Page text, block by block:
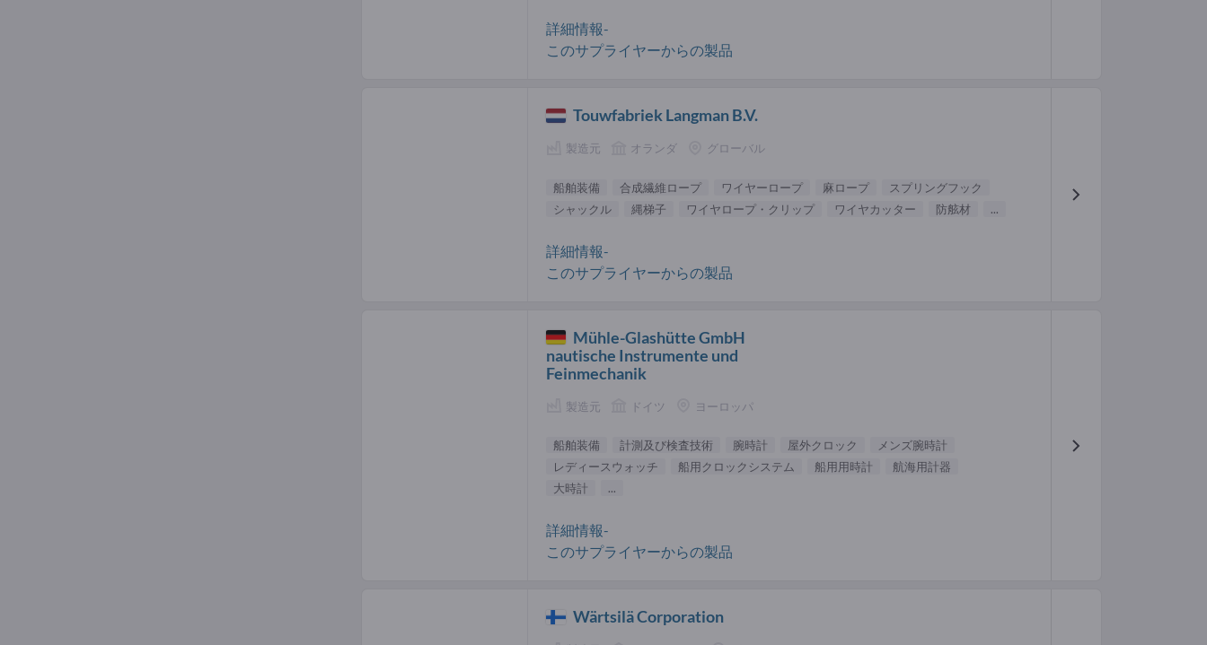
詳細情報-
このサプライヤーからの製品
Touwfabriek Langman B.V.
製造元 オランダ グローバル
船舶装備 合成繊維ロープ ワイヤーロープ 麻ロープ
スプリングフック
シャックル
縄梯子 ワイヤロープ・クリップ ワイヤカッター 防舷材 ...
詳細情報-
このサプライヤーからの製品
Mühle-Glashütte GmbH
nautische Instrumente und
Feinmechanik
製造元 ドイツ ヨーロッパ
船舶装備 計測及び検査技術 腕時計 屋外クロック
メンズ腕時計
レディースウォッチ
船用クロックシステム 船用用時計
航海用計器
大時計
...
詳細情報-
このサプライヤーからの製品
Wärtsilä Corporation